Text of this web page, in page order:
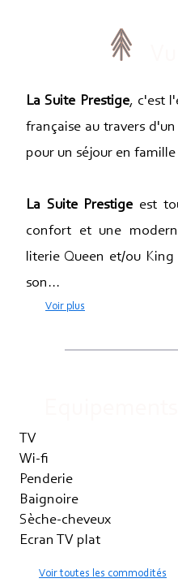
La Suite Prestige, c'est
française au travers
pour un séjour en
La Suite Prestige est
confort et une
literie Queen et/ou
son...
Voir plus
TV
Wi-fi
Penderie
Baignoire
Sèche-cheveux
Ecran TV plat
Voir toutes les commodités